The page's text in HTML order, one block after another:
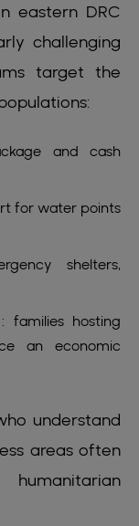
eastern DRC
challenging
target the
and cash
for water points
shelters,
: families hosting
an economic
understand
areas often